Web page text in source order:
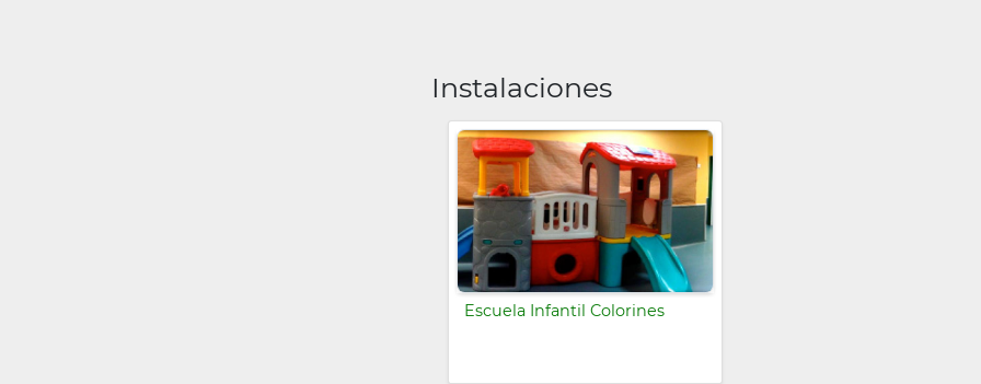
Instalaciones
Escuela Infantil Colorines